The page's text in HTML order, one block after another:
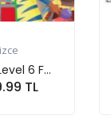
Super Mind's,4 ...